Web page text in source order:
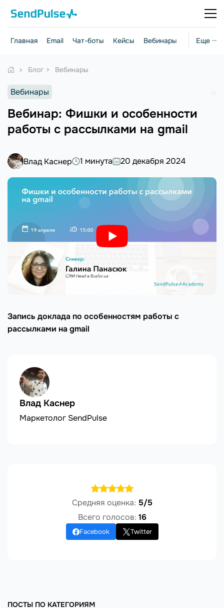
Еще ···
Главная Email Чат-боты Кейсы Вебинары Стратегии
Блог Вебинары
Вебинары
Вебинар: Фишки и особенности
работы с рассылками на gmail
Влад Каснер 1 минута 20 декабря 2024
Запись доклада по особенностям работы с
рассылками на gmail
Влад Каснер
Маркетолог SendPulse
Средняя оценка: 5/5
Всего голосов: 16
Facebook Twitter
ПОСТЫ ПО КАТЕГОРИЯМ